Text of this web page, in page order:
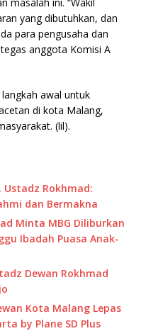
yang dibutuhkan, dan
para pengusaha dan
anggota Komisi A
awal untuk
di kota Malang,
(lil).
Rokhmad:
dan Bermakna
Minta MBG Diliburkan
Ibadah Puasa Anak-
Dewan Rokhmad
Kota Malang Lepas
by Plane SD Plus